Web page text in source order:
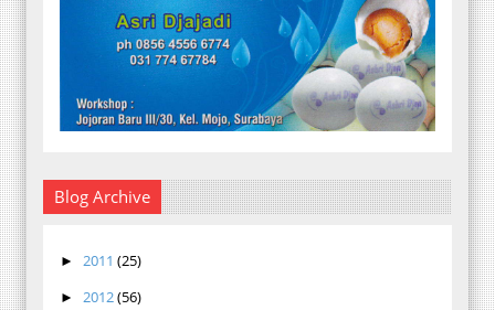
Blog Archive
► 2011 (25)
► 2012(56)